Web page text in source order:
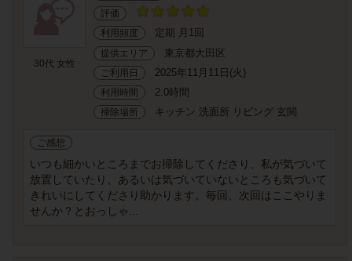
30代 女性
評価
利用頻度
定期 月1回
提供エリア 東京都大田区
ご利用日 2025年11月11日(火)
利用時間 2.0時間
掃除場所 キッチン 洗面所 リビング 玄関
ご感想
いつも細かいところまでお掃除してくださり、私が気づいて
放置していたり、あるいは気づいていないところも気づいて
きれいにしてくださり助かります。毎回、次回はここやりま
せんか？とおっしゃ...